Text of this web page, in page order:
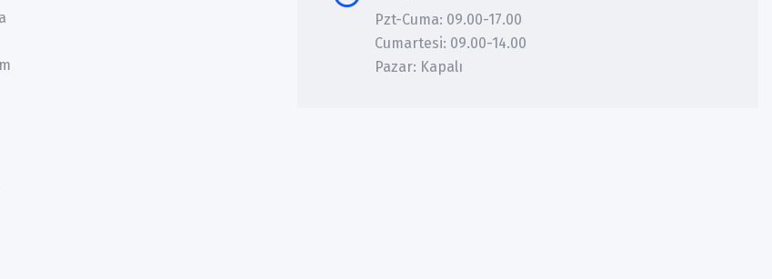
Pzt-Cuma: 09.00-17.00
Cumartesi: 09.00-14.00
Pazar: Kapalı